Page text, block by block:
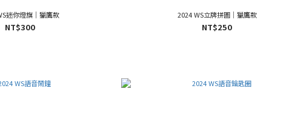
迷你燈旗｜獵鷹款
NT$300
2024 WS立牌拼圖｜獵鷹款
NT$250